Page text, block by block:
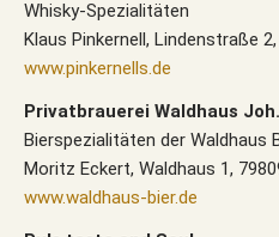
Whisky-Spezialitäten
Klaus Pinkernell, Lindenstraße
www.pinkernells.de
Privatbrauerei Waldhaus
Bierspezialitäten der Waldhaus
Moritz Eckert, Waldhaus 1,
www.waldhaus-bier.de